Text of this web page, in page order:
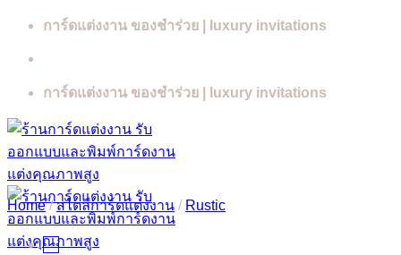
Skip
การ์ดแต่งงาน ของชำร่วย | luxury invitations
การ์ดแต่งงาน ของชำร่วย | luxury invitations
Home / สไตล์การ์ดแต่งงาน / Rustic